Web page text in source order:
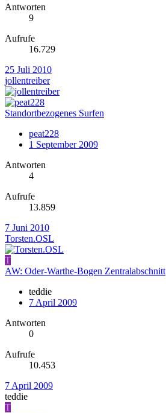
Antworten
9
Aufrufe
16.729
25 Juli 2010
jollentreiber
Standortbezogenes Surfen
peat228
1 September 2009
Antworten
4
Aufrufe
13.859
7 Juni 2010
Torsten.OSL
T
AW: Oder-Warthe-Bogen Zentralabschnitt
teddie
7 April 2009
Antworten
0
Aufrufe
10.453
7 April 2009
teddie
T